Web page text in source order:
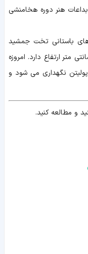
هنر دوره هخامنشی
باستانی تخت جمشید
از سنگ آهک ساخته شده و 46.99 سانتی متر ارتفاع دارد. امروزه
گالری 405 موزه متروپولیتن نگهداری می شود و
و مطالعه کنید.